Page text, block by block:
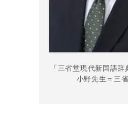
「三省堂現代新国語
小野先生＝三